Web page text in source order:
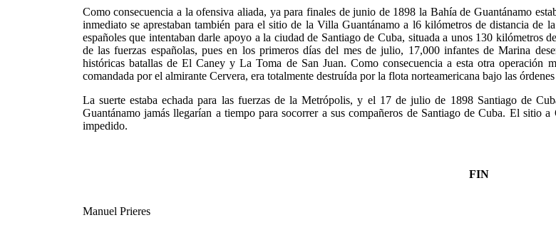
Como consecuencia a la ofensiva aliada, ya para finales de junio de 1898 la Bahía de Guantánamo
inmediato se aprestaban también para el sitio de la Villa Guantánamo a l6 kilómetros de distancia de
españoles que intentaban darle apoyo a la ciudad de Santiago de Cuba, situada a unos 130 kilómetros
de las fuerzas españolas, pues en los primeros días del mes de julio, 17,000 infantes de Marina
históricas batallas de El Caney y La Toma de San Juan. Como consecuencia a esta otra operación
comandada por el almirante Cervera, era totalmente destruída por la flota norteamericana bajo las
La suerte estaba echada para las fuerzas de la Metrópolis, y el 17 de julio de 1898 Santiago de
Guantánamo jamás llegarían a tiempo para socorrer a sus compañeros de Santiago de Cuba. El sitio
impedido.
FIN
Manuel Prieres